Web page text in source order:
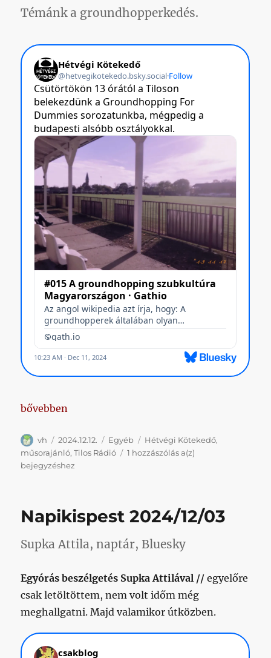
Témánk a groundhopperkedés.
„Műsorajánló // Hétvégi Kötekedő”
bővebben
Szerző
vh Közzétéve
2024.12.12. Kategória
Egyéb Címke
Hétvégi Kötekedő,
műsorajánló,Tilos Rádió 1 hozzászólás a(z)
bejegyzéshez
Napikispest 2024/12/03
Supka Attila, naptár, Bluesky
Egyórás beszélgetés Supka Attilával // egyelőre
csak letöltöttem, nem volt időm még
meghallgatni. Majd valamikor útközben.